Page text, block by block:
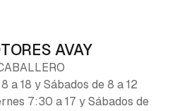
AVAY
a 18 y Sábados de 8 a 12
7:30 a 17 y Sábados de